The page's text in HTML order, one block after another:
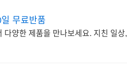
무료반품
다양한 제품을 만나보세요. 지친 일